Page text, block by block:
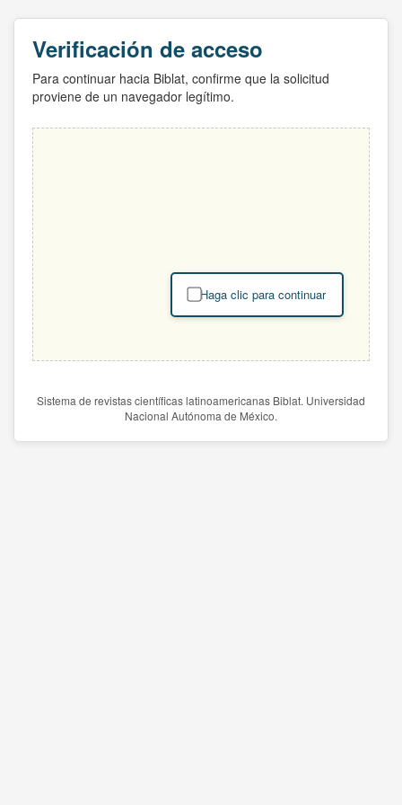
Verificación de acceso
Para continuar hacia Biblat, confirme que la solicitud
proviene de un navegador legítimo.
Haga clic para continuar
Sistema de revistas científicas latinoamericanas Biblat. Universidad
Nacional Autónoma de México.